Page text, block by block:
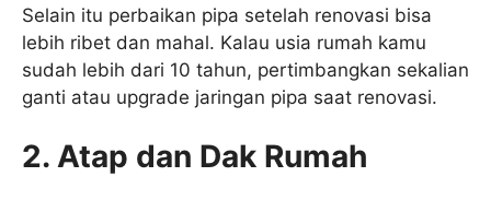
Selain itu perbaikan pipa setelah renovasi bisa
lebih ribet dan mahal. Kalau usia rumah kamu
sudah lebih dari 10 tahun, pertimbangkan sekalian
ganti atau upgrade jaringan pipa saat renovasi.
2. Atap dan Dak Rumah